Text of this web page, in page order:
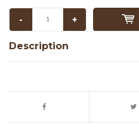
- +
Description